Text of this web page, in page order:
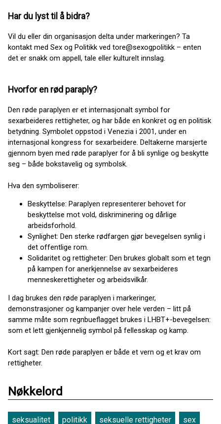
Har du lyst til å bidra?
Vil du eller din organisasjon delta under markeringen? Ta
kontakt med Sex og Politikk ved tore@sexogpolitikk – enten
det er snakk om appell, tale eller kulturelt innslag.
Hvorfor en rød paraply?
Den røde paraplyen er et internasjonalt symbol for
sexarbeideres rettigheter, og har både en konkret og en politisk
betydning. Symbolet oppstod i Venezia i 2001, under en
internasjonal kongress for sexarbeidere. Deltakerne marsjerte
gjennom byen med røde paraplyer for å bli synlige og beskytte
seg – både bokstavelig og symbolsk.
Hva den symboliserer:
Beskyttelse: Paraplyen representerer behovet for
beskyttelse mot vold, diskriminering og dårlige
arbeidsforhold.
Synlighet: Den sterke rødfargen gjør bevegelsen synlig i
det offentlige rom.
Solidaritet og rettigheter: Den brukes globalt som et tegn
på kampen for anerkjennelse av sexarbeideres
menneskerettigheter og arbeidsvilkår.
I dag brukes den røde paraplyen i markeringer,
demonstrasjoner og kampanjer over hele verden – litt på
samme måte som regnbueflagget brukes i LHBT+-bevegelsen:
som et lett gjenkjennelig symbol på fellesskap og kamp.
Kort sagt: Den røde paraplyen er både et vern og et krav om
rettigheter.
Nøkkelord
seksualitet politikk seksuelle rettigheter sex